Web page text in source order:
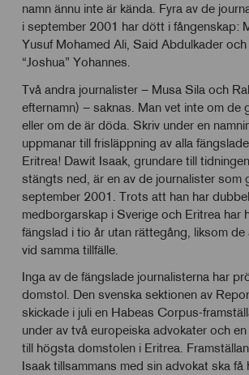
namn ännu inte är kända. Fyra av de
i september 2001 har dött i fångenskap:
Yusuf Mohamed Ali, Said Abdulkader
“Joshua” Yohannes.
Två andra journalister – Musa Sila och
efternamn) – saknas. Man vet inte om de
eller om de är döda. Skriv under en
uppmanar till frisläppning av alla
Eritrea! Dawit Isaak, grundare till
stängts ned, är en av de journalister som
september 2001. Trots att han har
medborgarskap i Sverige och Eritrea har
fängslad i tio år utan rättegång, liksom
vid samma tillfälle.
Inga av de fängslade journalisterna har
domstol. Den svenska sektionen av
skickade i juli en Habeas Corpus-
under av två europeiska advokater och
till högsta domstolen i Eritrea.
Isaak tillsammans med sin advokat ska få